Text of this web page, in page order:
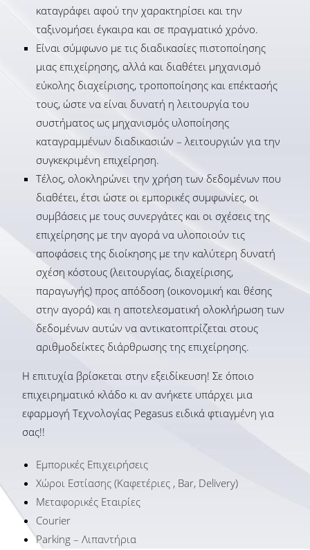
καταγράφει αφού την χαρακτηρίσει και την
ταξινομήσει έγκαιρα και σε πραγματικό χρόνο.
Είναι σύμφωνο με τις διαδικασίες πιστοποίησης
μιας επιχείρησης, αλλά και διαθέτει μηχανισμό
εύκολης διαχείρισης, τροποποίησης και επέκτασής
τους, ώστε να είναι δυνατή η λειτουργία του
συστήματος ως μηχανισμός υλοποίησης
καταγραμμένων διαδικασιών – λειτουργιών για την
συγκεκριμένη επιχείρηση.
Τέλος, ολοκληρώνει την χρήση των δεδομένων που
διαθέτει, έτσι ώστε οι εμπορικές συμφωνίες, οι
συμβάσεις με τους συνεργάτες και οι σχέσεις της
επιχείρησης με την αγορά να υλοποιούν τις
αποφάσεις της διοίκησης με την καλύτερη δυνατή
σχέση κόστους (λειτουργίας, διαχείρισης,
παραγωγής) προς απόδοση (οικονομική και θέσης
στην αγορά) και η αποτελεσματική ολοκλήρωση των
δεδομένων αυτών να αντικατοπτρίζεται στους
αριθμοδείκτες διάρθρωσης της επιχείρησης.
Η επιτυχία βρίσκεται στην εξειδίκευση! Σε όποιο
επιχειρηματικό κλάδο κι αν ανήκετε υπάρχει μια
εφαρμογή Τεχνολογίας Pegasus ειδικά φτιαγμένη για
σας!!
Εμπορικές Επιχειρήσεις
Χώροι Εστίασης (Καφετέριες , Bar, Delivery)
Μεταφορικές Εταιρίες
Courier
Parking – Λιπαντήρια